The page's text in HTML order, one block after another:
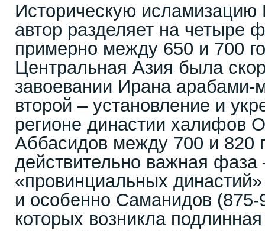
Историческую исламизацию
автор разделяет на четыре
примерно между 650 и 700
Центральная Азия была
завоевании Ирана арабами-
второй – установление и
регионе династии халифов
Аббасидов между 700 и 820
действительно важная фаза
«провинциальных
и особенно Саманидов
которых возникла